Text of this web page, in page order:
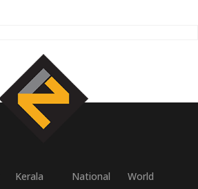
Kerala National
World